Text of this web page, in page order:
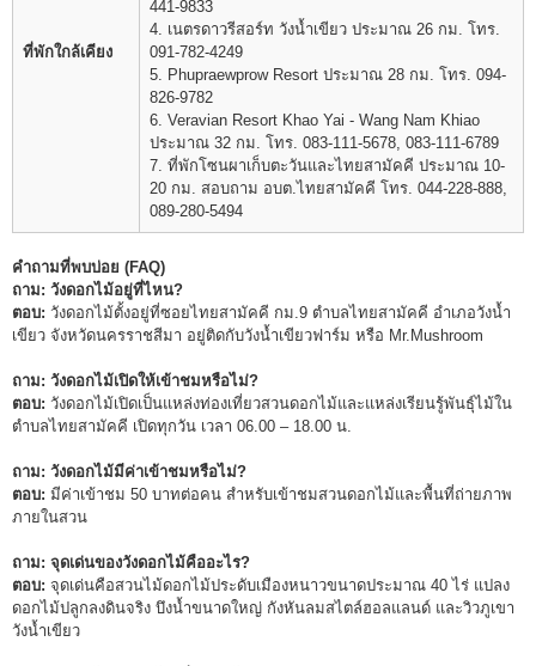
ที่พักใกล้เคียง
441-9833
4. เนตรดาวรีสอร์ท วังน้ำเขียว ประมาณ 26 กม. โทร.
091-782-4249
5. Phupraewprow Resort ประมาณ 28 กม. โทร. 094-
826-9782
6. Veravian Resort Khao Yai - Wang Nam Khiao
ประมาณ 32 กม. โทร. 083-111-5678, 083-111-6789
7. ที่พักโซนผาเก็บตะวันและไทยสามัคคี ประมาณ 10-
20 กม. สอบถาม อบต.ไทยสามัคคี โทร. 044-228-888,
089-280-5494
คำถามที่พบบ่อย (FAQ)
ถาม: วังดอกไม้อยู่ที่ไหน?
ตอบ: วังดอกไม้ตั้งอยู่ที่ซอยไทยสามัคคี กม.9 ตำบลไทยสามัคคี อำเภอวังน้ำ
เขียว จังหวัดนครราชสีมา อยู่ติดกับวังน้ำเขียวฟาร์ม หรือ Mr.Mushroom
ถาม: วังดอกไม้เปิดให้เข้าชมหรือไม่?
ตอบ: วังดอกไม้เปิดเป็นแหล่งท่องเที่ยวสวนดอกไม้และแหล่งเรียนรู้พันธุ์ไม้ใน
ตำบลไทยสามัคคี เปิดทุกวัน เวลา 06.00 – 18.00 น.
ถาม: วังดอกไม้มีค่าเข้าชมหรือไม่?
ตอบ: มีค่าเข้าชม 50 บาทต่อคน สำหรับเข้าชมสวนดอกไม้และพื้นที่ถ่ายภาพ
ภายในสวน
ถาม: จุดเด่นของวังดอกไม้คืออะไร?
ตอบ: จุดเด่นคือสวนไม้ดอกไม้ประดับเมืองหนาวขนาดประมาณ 40 ไร่ แปลง
ดอกไม้ปลูกลงดินจริง บึงน้ำขนาดใหญ่ กังหันลมสไตล์ฮอลแลนด์ และวิวภูเขา
วังน้ำเขียว